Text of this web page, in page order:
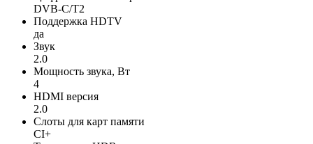
DVB-C/T2
Поддержка HDTV
да
Звук
2.0
Мощность звука, Вт
4
HDMI версия
2.0
Слоты для карт памяти
CI+